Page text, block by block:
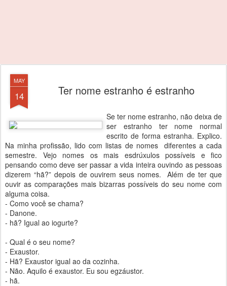
MAY
14 Ter nome estranho é estranho
Se ter nome estranho, não deixa de
ser estranho ter nome normal
escrito de forma estranha. Explico.
Na minha profissão, lido com listas de nomes diferentes a cada
semestre. Vejo nomes os mais esdrúxulos possíveis e fico
pensando como deve ser passar a vida inteira ouvindo as pessoas
dizerem “hã?” depois de ouvirem seus nomes. Além de ter que
ouvir as comparações mais bizarras possíveis do seu nome com
alguma coisa.
- Como você se chama?
- Danone.
- hã? Igual ao iogurte?
- Qual é o seu nome?
- Exaustor.
- Hã? Exaustor igual ao da cozinha.
- Não. Aquilo é exaustor. Eu sou egzáustor.
- hã.